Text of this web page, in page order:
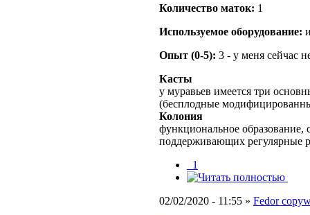
Количество маток: 1
Используемое оборудование:
Опыт (0-5): 3 - у меня сейчас
Касты
у муравьев имеется три
(бесплодные
Колония
функциональное образование,
поддерживающих регулярные
_1
02/02/2020 - 11:55 » Fedor